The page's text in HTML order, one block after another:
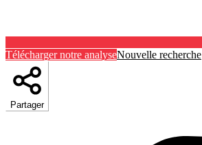
Télécharger notre analyseNouvelle recherche
Partager